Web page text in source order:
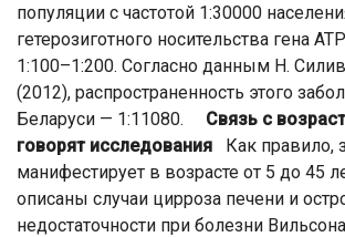
популяции с частотой 1:30000
гетерозиготного носительства гена
1:100–1:200. Согласно данным Н.
(2012), распространенность этого
Беларуси — 1:11080. Связь с
говорят исследования Как правило,
манифестирует в возрасте от 5 до 45
описаны случаи цирроза печени и
недостаточности при болезни